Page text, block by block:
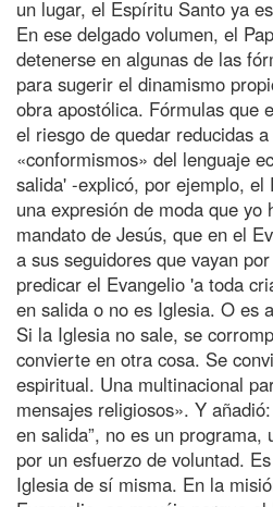
un lugar, el Espíritu Santo ya
En ese delgado volumen, el
detenerse en algunas de las
para sugerir el dinamismo
obra apostólica. Fórmulas que
el riesgo de quedar reducidas
«conformismos» del lenguaje
salida' -explicó, por ejemplo, el
una expresión de moda que yo
mandato de Jesús, que en el
a sus seguidores que vayan
predicar el Evangelio 'a toda
en salida o no es Iglesia. O es
Si la Iglesia no sale, se
convierte en otra cosa. Se
espiritual. Una multinacional
mensajes religiosos». Y
en salida”, no es un programa,
por un esfuerzo de voluntad.
Iglesia de sí misma. En la